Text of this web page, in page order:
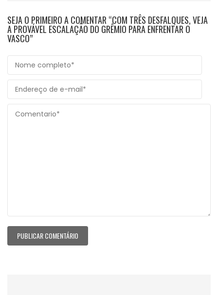
SEJA O PRIMEIRO A COMENTAR “COM TRÊS DESFALQUES, VEJA
A PROVÁVEL ESCALAÇÃO DO GRÊMIO PARA ENFRENTAR O
VASCO”